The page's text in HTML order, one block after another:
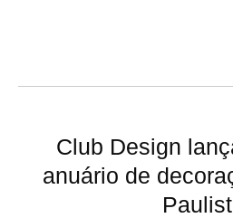
Club Design
anuário de